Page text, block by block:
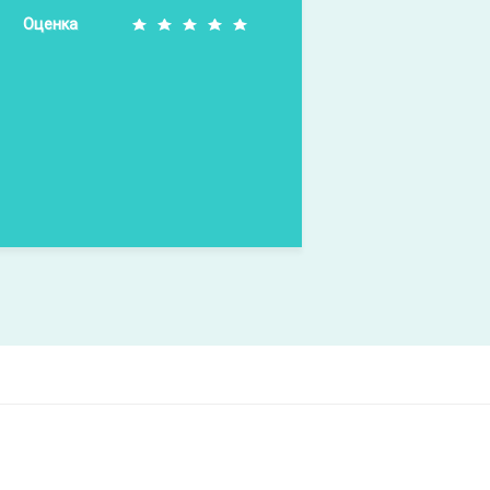
Оценка